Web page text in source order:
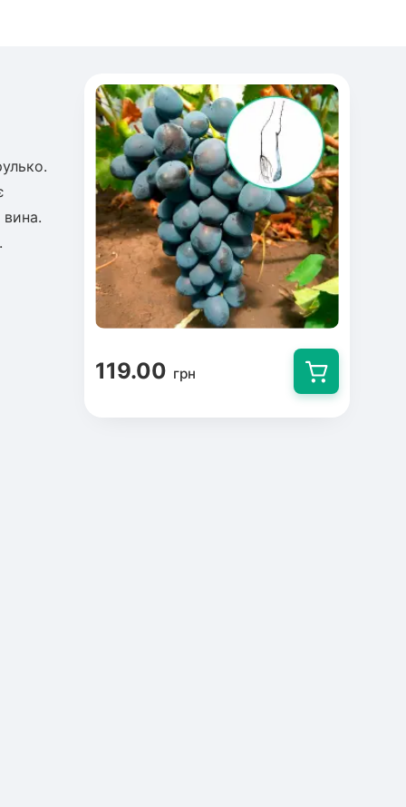
119.00 грн